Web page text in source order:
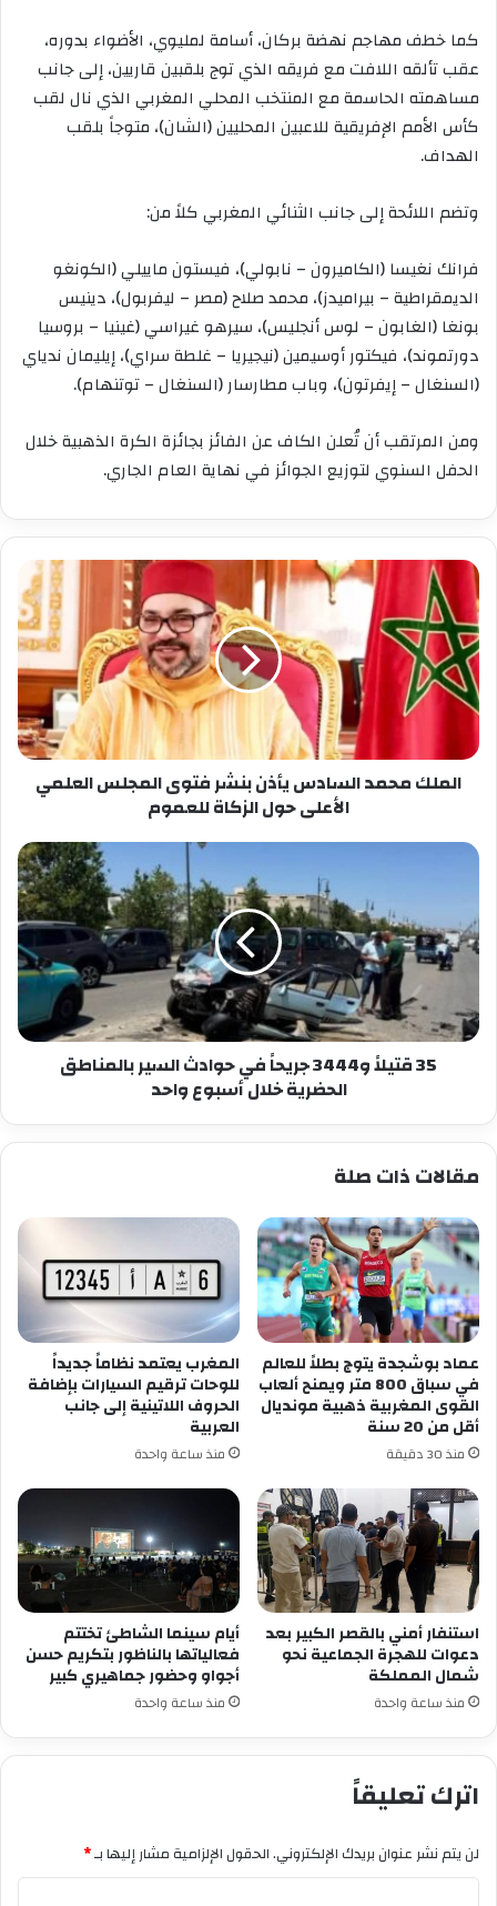
كما خطف مهاجم نهضة بركان، أسامة لمليوي، الأضواء بدوره،
عقب تألقه اللافت مع فريقه الذي توج بلقبين قاريين، إلى جانب
مساهمته الحاسمة مع المنتخب المحلي المغربي الذي نال لقب
كأس الأمم الإفريقية للاعبين المحليين (الشان)، متوجاً بلقب
الهداف.
وتضم اللائحة إلى جانب الثنائي المغربي كلاً من:
فرانك نغيسا (الكاميرون – نابولي)، فيستون ماييلي (الكونغو
الديمقراطية – بيراميدز)، محمد صلاح (مصر – ليفربول)، دينيس
بونغا (الغابون – لوس أنجليس)، سيرهو غيراسي (غينيا – بروسيا
دورتموند)، فيكتور أوسيمين (نيجيريا – غلطة سراي)، إيليمان ندياي
(السنغال – إيفرتون)، وباب مطارسار (السنغال – توتنهام).
ومن المرتقب أن تُعلن الكاف عن الفائز بجائزة الكرة الذهبية خلال
الحفل السنوي لتوزيع الجوائز في نهاية العام الجاري.
الملك
محمد
السادس
يأذن
بنشر
فتوى
المجلس
الأعلى
حولالملك محمد السادس يأذن بنشر فتوى المجلس العلمي
الأعلى حول الزكاة للعموم
35
جريحاً
في
حوادث
بالمناطق
الحضرية
35 قتيلاً و3444 جريحاً في حوادث السير بالمناطق
الحضرية خلال أسبوع واحد
مقالات ذات صلة
عماد بوشجدة يتوج بطلاً للعالم
في سباق 800 متر ويمنح ألعاب
القوى المغربية ذهبية مونديال
أقل من 20 سنة
منذ 30 دقيقة
المغرب يعتمد نظاماً جديداً
للوحات ترقيم السيارات بإضافة
الحروف اللاتينية إلى جانب
العربية
منذ ساعة واحدة
استنفار أمني بالقصر الكبير بعد
دعوات للهجرة الجماعية نحو
شمال المملكة
منذ ساعة واحدة
أيام سينما الشاطئ تختتم
فعالياتها بالناظور بتكريم حسن
أجواو وحضور جماهيري كبير
منذ ساعة واحدة
اترك تعليقاً
لن يتم نشر عنوان بريدك الإلكتروني.الحقول الإلزامية مشار إليها بـ*